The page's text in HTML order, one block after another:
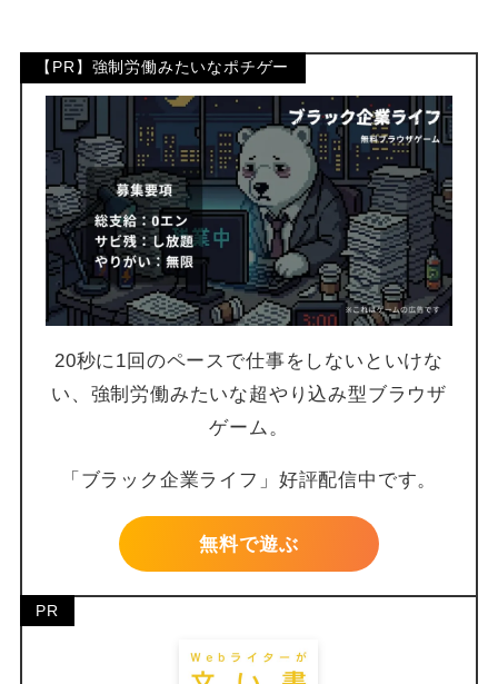
【PR】強制労働みたいなポチゲー
20秒に1回のペースで仕事をしないといけな
い、強制労働みたいな超やり込み型ブラウザ
ゲーム。
「ブラック企業ライフ」好評配信中です。
無料で遊ぶ
PR